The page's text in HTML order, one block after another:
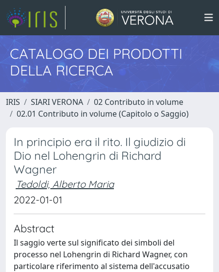
CATALOGO DEI PRODOTTI
DELLA RICERCA
IRIS SIARI VERONA
02 Contributo in volume
02.01 Contributo in volume (Capitolo o Saggio)
In principio era il rito. Il giudizio di
Dio nel Lohengrin di Richard
Wagner
Tedoldi, Alberto Maria
2022-01-01
Abstract
Il saggio verte sul significato dei simboli del
processo nel Lohengrin di Richard Wagner, con
particolare riferimento al sistema dell'accusatio